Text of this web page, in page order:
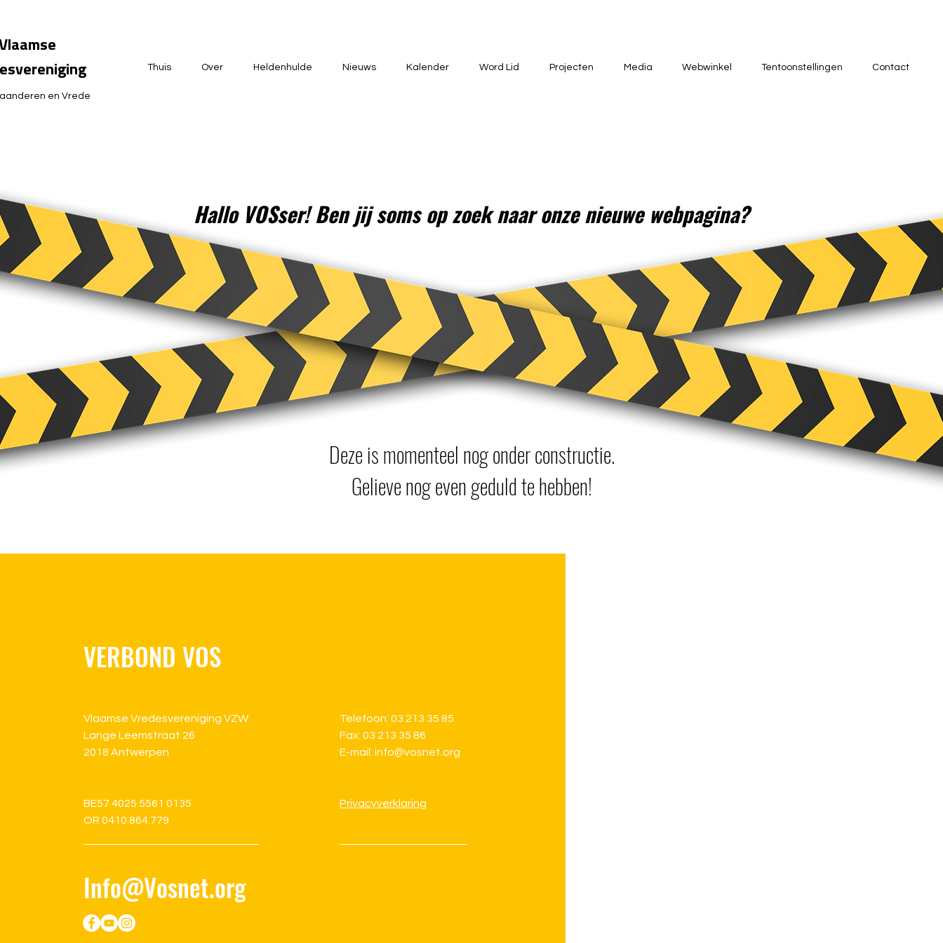
en Vrede
Thuis Over Heldenhulde Nieuws Kalender Word Lid Projecten Media Webwinkel Tentoonstellingen Contact
Hallo VOSser! Ben jij soms op zoek naar onze nieuwe webpagina?
Deze is momenteel nog onder constructie.
Gelieve nog even geduld te hebben!
VERBOND VOS
Vlaamse Vredesvereniging VZW
Lange Leemstraat 26
2018 Antwerpen
BE57 4025 5561 0135
OR 0410.864.779
Telefoon: 03 213 35 85
Fax: 03 213 35 86
E-mail: info@vosnet.org
Privacyverklaring
Info@Vosnet.org